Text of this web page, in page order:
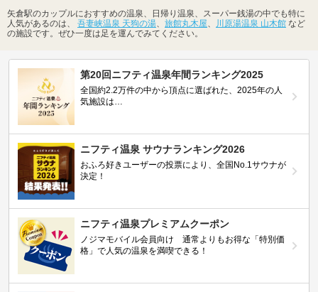
矢倉駅のカップルにおすすめの温泉、日帰り温泉、スーパー銭湯の中でも特に
人気があるのは、 吾妻峡温泉 天狗の湯 旅館丸木屋 川原湯温泉 山木館 など
の施設です。ぜひ一度は足を運んでみてください。
第20回ニフティ温泉年間ランキング2025
全国約2.2万件の中から頂点に選ばれた、2025年の人
気施設は…
ニフティ温泉 サウナランキング2026
おふろ好きユーザーの投票により、全国No.1サウナが
決定！
ニフティ温泉プレミアムクーポン
ノジマモバイル会員向け 通常よりもお得な「特別価
格」で人気の温泉を満喫できる！